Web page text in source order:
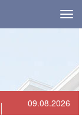
09.08.2026